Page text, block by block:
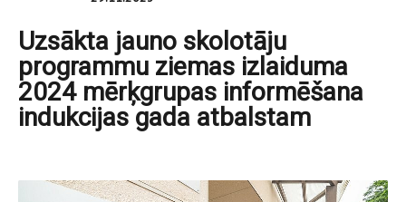
Uzsākta jauno skolotāju
programmu ziemas izlaiduma
2024 mērķgrupas informēšana
indukcijas gada atbalstam